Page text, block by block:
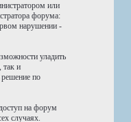
или
форума:
нарушении -
уладить
так и
решение по
на форум
случаях.